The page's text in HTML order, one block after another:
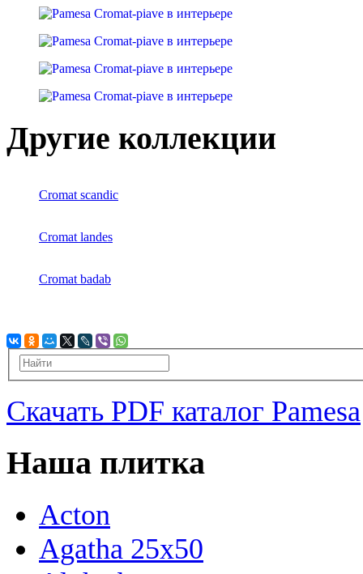
Другие коллекции
Cromat scandic
Cromat landes
Cromat badab
Скачать PDF каталог Pamesa
Наша плитка
Acton
Agatha 25x50